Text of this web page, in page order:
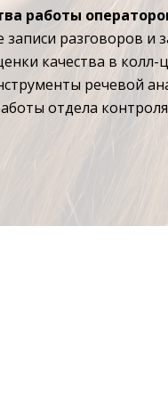
работы
разговоров и
качества в колл-
речевой
отдела контроля